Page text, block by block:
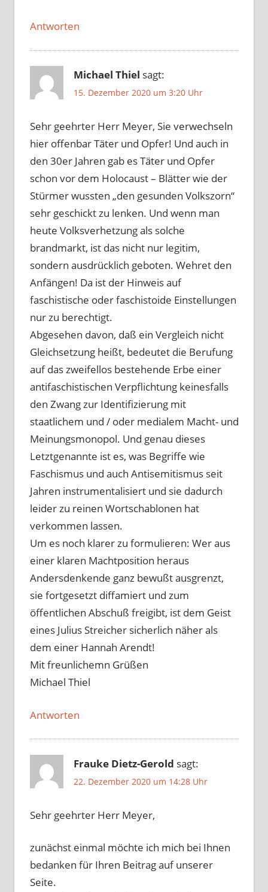
Antworten
Michael Thiel sagt:
15. Dezember 2020 um 3:20 Uhr
Sehr geehrter Herr Meyer, Sie verwechseln
hier offenbar Täter und Opfer! Und auch in
den 30er Jahren gab es Täter und Opfer
schon vor dem Holocaust – Blätter wie der
Stürmer wussten „den gesunden Volkszorn“
sehr geschickt zu lenken. Und wenn man
heute Volksverhetzung als solche
brandmarkt, ist das nicht nur legitim,
sondern ausdrücklich geboten. Wehret den
Anfängen! Da ist der Hinweis auf
faschistische oder faschistoide Einstellungen
nur zu berechtigt.
Abgesehen davon, daß ein Vergleich nicht
Gleichsetzung heißt, bedeutet die Berufung
auf das zweifellos bestehende Erbe einer
antifaschistischen Verpflichtung keinesfalls
den Zwang zur Identifizierung mit
staatlichem und / oder medialem Macht- und
Meinungsmonopol. Und genau dieses
Letztgenannte ist es, was Begriffe wie
Faschismus und auch Antisemitismus seit
Jahren instrumentalisiert und sie dadurch
leider zu reinen Wortschablonen hat
verkommen lassen.
Um es noch klarer zu formulieren: Wer aus
einer klaren Machtposition heraus
Andersdenkende ganz bewußt ausgrenzt,
sie fortgesetzt diffamiert und zum
öffentlichen Abschuß freigibt, ist dem Geist
eines Julius Streicher sicherlich näher als
dem einer Hannah Arendt!
Mit freunlichemn Grüßen
Michael Thiel
Antworten
Frauke Dietz-Gerold sagt:
22. Dezember 2020 um 14:28 Uhr
Sehr geehrter Herr Meyer,
zunächst einmal möchte ich mich bei Ihnen
bedanken für Ihren Beitrag auf unserer
Seite.